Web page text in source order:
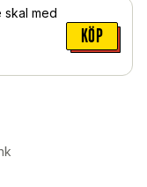
skal med
KÖP